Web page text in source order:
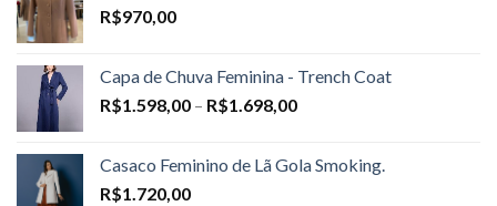
R$970,00
Capa de Chuva Feminina - Trench Coat
R$1.598,00 – R$1.698,00Price
through
Casaco Feminino de Lã Gola Smoking.
R$1.720,00